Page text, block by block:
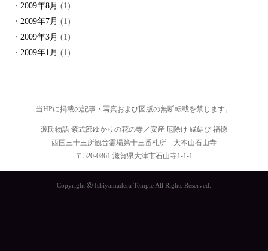
2009年8月 (1)
2009年7月 (1)
2009年3月 (1)
2009年1月 (1)
当HPに掲載の記事・写真および図版の無断転載を禁じます。
源氏物語 紫式部ゆかりの花の寺／安産 厄除け 縁結び 福徳
西国三十三所観音霊場第十三番札所 大本山石山寺
〒520-0861 滋賀県大津市石山寺1-1-1
Copyright Ishiyamadera Temple All Rights Reserved.